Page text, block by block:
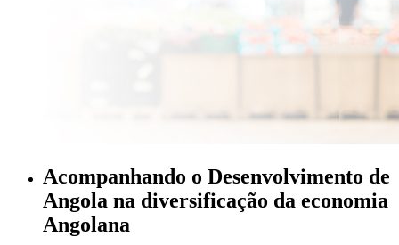
Acompanhando o Desenvolvimento de
Angola na diversificação da economia
Angolana